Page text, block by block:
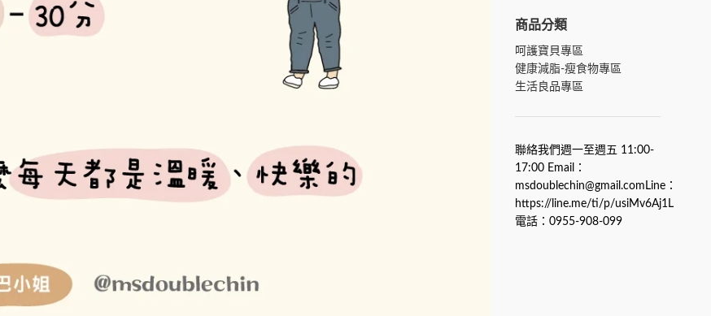
商品分類
呵護寶貝專區
健康減脂-瘦食物專區
生活良品專區
聯絡我們週一至週五 11:00-
17:00 Email：
msdoublechin@gmail.comLine：
https://line.me/ti/p/usiMv6Aj1L
電話：0955-908-099